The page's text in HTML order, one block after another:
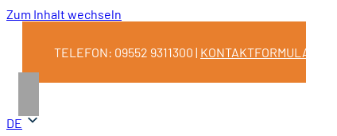
Zum Inhalt wechseln
TELEFON: 09552 9311300 | KONTAKTFORMULAR
DE